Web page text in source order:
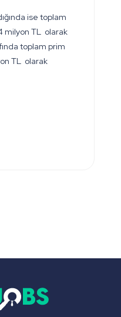
ise toplam
milyon TL olarak
toplam prim
TL olarak